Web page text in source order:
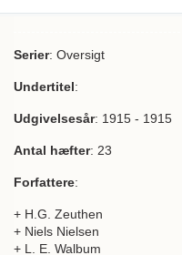
Serier: Oversigt
Undertitel:
Udgivelsesår: 1915 - 1915
Antal hæfter: 23
Forfattere:
+ H.G. Zeuthen
+ Niels Nielsen
+ L. E. Walbum